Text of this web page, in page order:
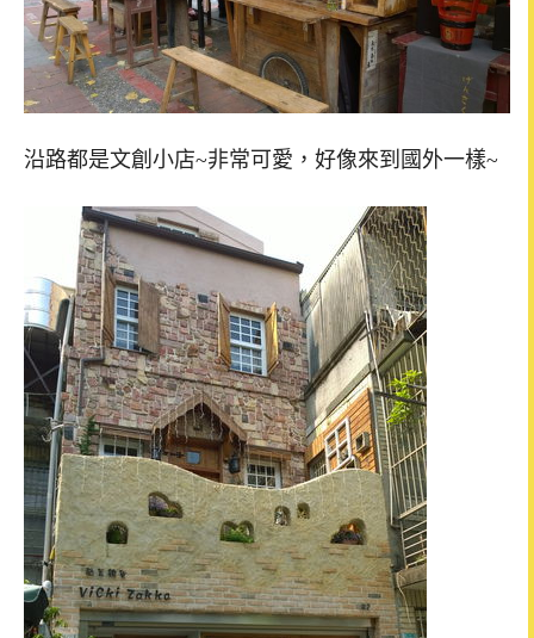
沿路都是文創小店~非常可愛，好像來到國外一樣~